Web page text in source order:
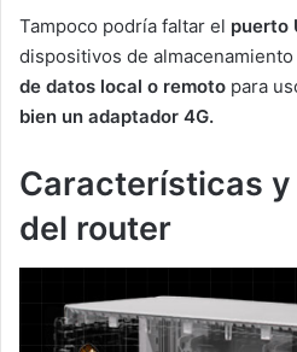
Tampoco podría faltar el puerto
dispositivos de
de datos local o remoto para
bien un adaptador 4G.
Características
del router